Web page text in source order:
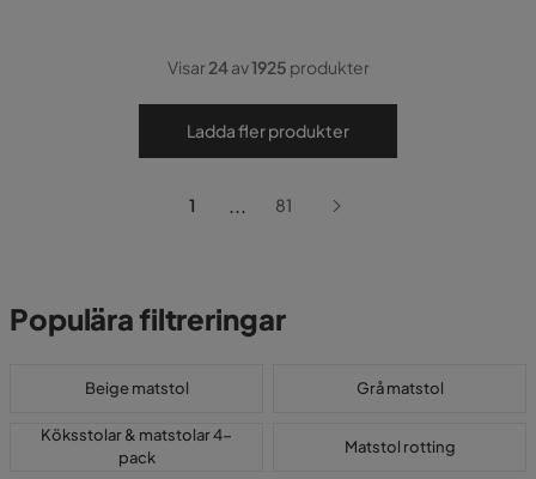
Visar24av1925 produkter
Ladda fler produkter
1 ... 81
Populära filtreringar
Beige matstol Grå matstol
Köksstolar & matstolar 4-
pack
Matstol rotting